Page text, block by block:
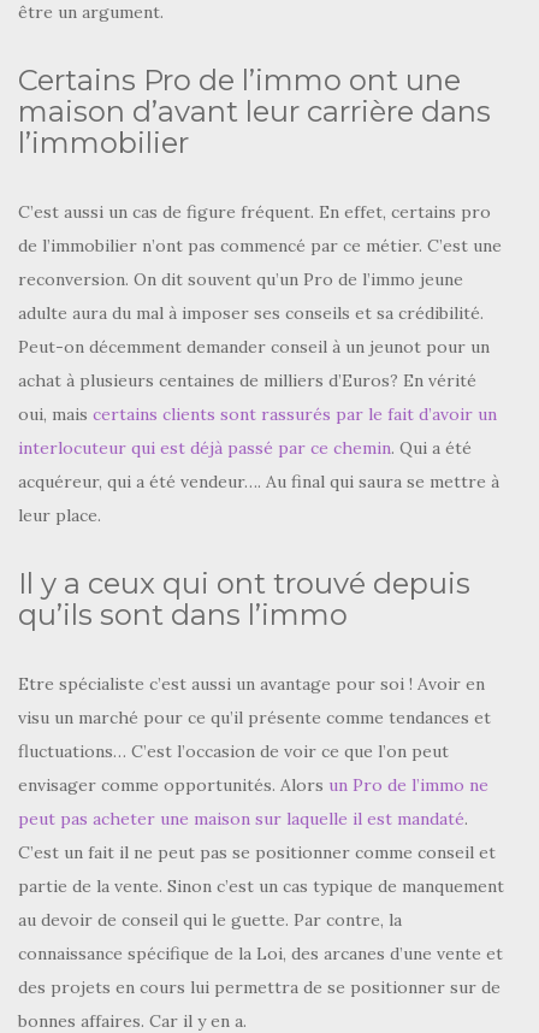
être un argument.
Certains Pro de l’immo ont une
maison d’avant leur carrière dans
l’immobilier
C’est aussi un cas de figure fréquent. En effet, certains pro
de l’immobilier n’ont pas commencé par ce métier. C’est une
reconversion. On dit souvent qu’un Pro de l’immo jeune
adulte aura du mal à imposer ses conseils et sa crédibilité.
Peut-on décemment demander conseil à un jeunot pour un
achat à plusieurs centaines de milliers d’Euros? En vérité
oui, mais certains clients sont rassurés par le fait d’avoir un
interlocuteur qui est déjà passé par ce chemin. Qui a été
acquéreur, qui a été vendeur…. Au final qui saura se mettre à
leur place.
Il y a ceux qui ont trouvé depuis
qu’ils sont dans l’immo
Etre spécialiste c’est aussi un avantage pour soi ! Avoir en
visu un marché pour ce qu’il présente comme tendances et
fluctuations… C’est l’occasion de voir ce que l’on peut
envisager comme opportunités. Alors un Pro de l’immo ne
peut pas acheter une maison sur laquelle il est mandaté.
C’est un fait il ne peut pas se positionner comme conseil et
partie de la vente. Sinon c’est un cas typique de manquement
au devoir de conseil qui le guette. Par contre, la
connaissance spécifique de la Loi, des arcanes d’une vente et
des projets en cours lui permettra de se positionner sur de
bonnes affaires. Car il y en a.